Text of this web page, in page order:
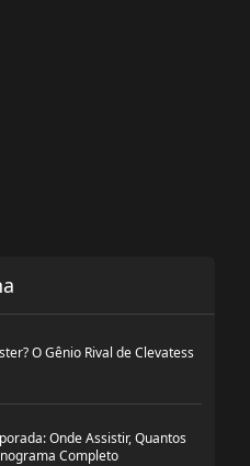
O Gênio Rival de Clevatess
Onde Assistir, Quantos
Completo